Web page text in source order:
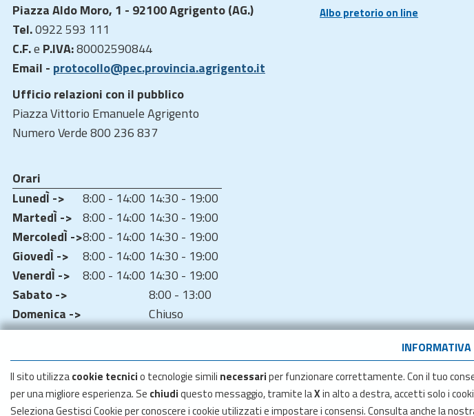
INFORMATIVA
Il sito utilizzacookie tecnicio tecnologie simili necessariper funzionare correttamente. Con il tuo
per una migliore esperienza. Se chiudiquesto messaggio, tramite laXin alto a destra, accetti solo i
Seleziona Gestisci Cookie per conoscere i cookie utilizzati e impostare i consensi. Consulta anche la
Piazza Aldo Moro, 1 - 92100 Agrigento (AG.)
Tel.0922 593 111
C.F.e P.IVA:80002590844
Email - protocollo@pec.provincia.agrigento.it
Ufficio relazioni con il pubblico
Piazza Vittorio Emanuele Agrigento
Numero Verde 800 236 837
Orari
LunedÌ ->
8:00 - 14:00 14:30 - 19:00
MartedÌ -> 8:00 - 14:00 14:30 - 19:00
MercoledÌ ->8:00 - 14:00 14:30 - 19:00
GiovedÌ ->
8:00 - 14:00 14:30 - 19:00
VenerdÌ ->
8:00 - 14:00 14:30 - 19:00
Sabato ->
8:00 - 13:00
Domenica ->
Chiuso
Albo pretorio on line